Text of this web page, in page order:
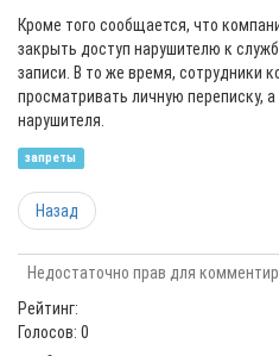
Кроме того сообщается, что
закрыть доступ нарушителю к
записи. В то же время, сотрудники
просматривать личную переписку,
нарушителя.
запреты
Назад
Недостаточно прав для
Рейтинг:
Голосов: 0